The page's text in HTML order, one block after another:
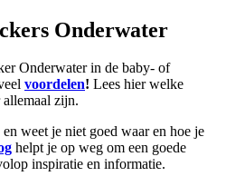
Onderwater
Onderwater in de baby- of
voordelen! Lees hier welke
zijn.
weet je niet goed waar en hoe je
helpt je op weg om een goede
inspiratie en informatie.